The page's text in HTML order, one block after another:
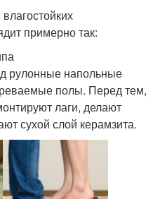
примерно так:
рулонные напольные
полы. Перед тем,
лаги, делают
сухой слой керамзита.